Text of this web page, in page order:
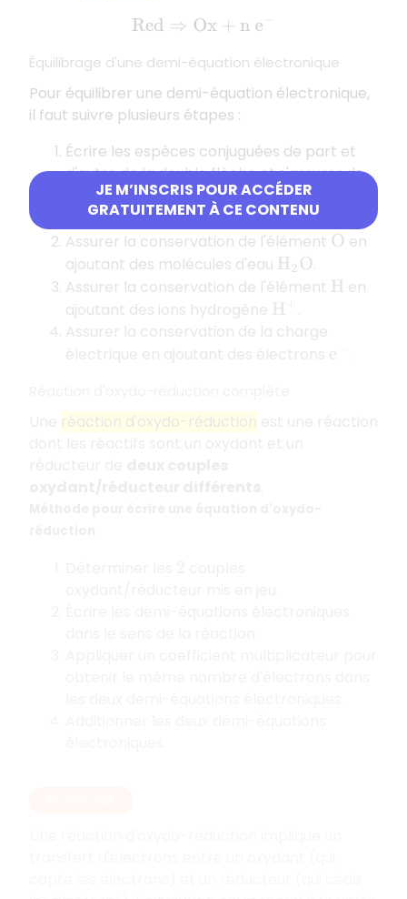
JE M’INSCRIS POUR ACCÉDER
GRATUITEMENT À CE CONTENU
R ed⇒Ox+ n e−
Équilibrage d'une demi-équation électronique
Pour équilibrer une demi-équation électronique,
il faut suivre plusieurs étapes :
Écrire les espèces conjuguées de part et
d'autre de la double flèche et s'assurer de
la conservation des éléments autres que
O.
Assurer la conservation de l'élément O en
ajoutant des molécules d'eau H2O .
Assurer la conservation de l'élément H en
ajoutant des ions hydrogène H+
Assurer la conservation de la charge
réaction d'oxydo-réduction